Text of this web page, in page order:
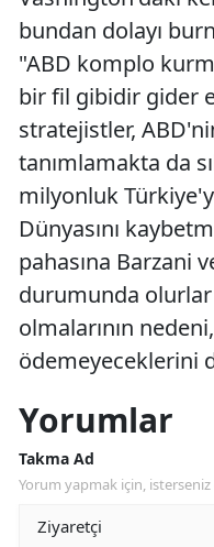
bundan dolayı
"ABD komplo
bir fil gibidir gider
stratejistler,
tanımlamakta da
milyonluk
Dünyasını
pahasına Barzani
durumunda olurlar
olmalarının
ödemeyeceklerini
Yorumlar
Takma Ad
Yorum yapmak için, isterseniz